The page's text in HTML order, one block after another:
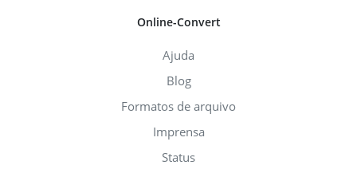
Online-Convert
Ajuda
Blog
Formatos de arquivo
Imprensa
Status